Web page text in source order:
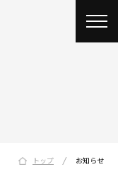
トップ / お知らせ